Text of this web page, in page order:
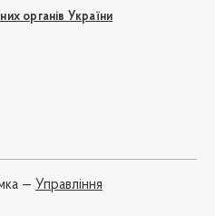
органів України
— Управління